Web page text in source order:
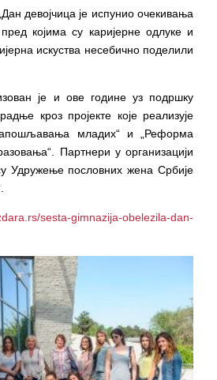
девојчица је испунио очекивања
којима су каријерне одлуке и
искуства несебично поделили
је и ове године уз подршку
кроз пројекте које реализује
младих“ и „Реформа
Партнери у организацији
Удружење пословних жена Србије
sesta-gimnazija-obelezila-dan-